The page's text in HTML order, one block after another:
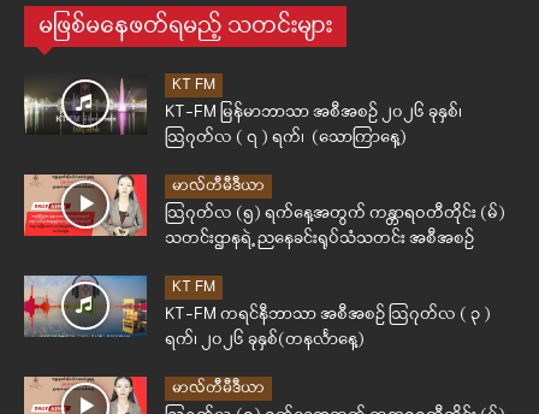
မဖြစ်မနေဖတ်ရမည့် သတင်းများ
KT FM
KT-FM မြန်မာဘာသာ အစီအစဉ် ၂၀၂၆ ခုနှစ်၊
ဩဂုတ်လ ( ၇ ) ရက်၊ (သောကြာနေ့)
မာလ်တီမီဒီယာ
ဩဂုတ်လ (၅) ရက်နေ့အတွက် ကန္တာရဝတီတိုင်း (မ်)
သတင်းဌာနရဲ့ ညနေခင်းရုပ်သံသတင်း အစီအစဉ်
KT FM
KT-FM ကရင်နီဘာသာ အစီအစဉ် ဩဂုတ်လ ( ၃ )
ရက်၊ ၂၀၂၆ ခုနှစ်(တနင်္လာနေ့)
မာလ်တီမီဒီယာ